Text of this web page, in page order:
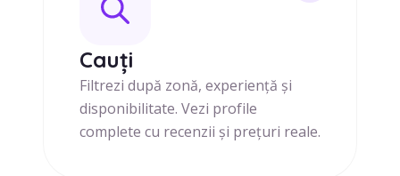
Cauți
Filtrezi după zonă, experiență și
disponibilitate. Vezi profile
complete cu recenzii și prețuri reale.